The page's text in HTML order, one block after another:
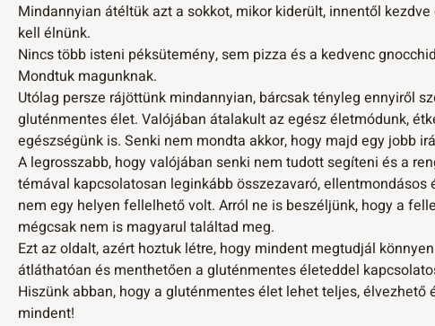
Mindannyian átéltük azt a sokkot, mikor kiderült, innentől
kell élnünk.
Nincs több isteni péksütemény, sem pizza és a kedvenc
Mondtuk magunknak.
Utólag persze rájöttünk mindannyian, bárcsak tényleg ennyiről
gluténmentes élet. Valójában átalakult az egész életmódunk,
egészségünk is. Senki nem mondta akkor, hogy majd egy jobb
A legrosszabb, hogy valójában senki nem tudott segíteni és a
témával kapcsolatosan leginkább összezavaró, ellentmondásos
nem egy helyen fellelhető volt. Arról ne is beszéljünk, hogy a
mégcsak nem is magyarul találtad meg.
Ezt az oldalt, azért hoztuk létre, hogy mindent megtudjál
átláthatóan és menthetően a gluténmentes életeddel
Hiszünk abban, hogy a gluténmentes élet lehet teljes, élvezhető
mindent!